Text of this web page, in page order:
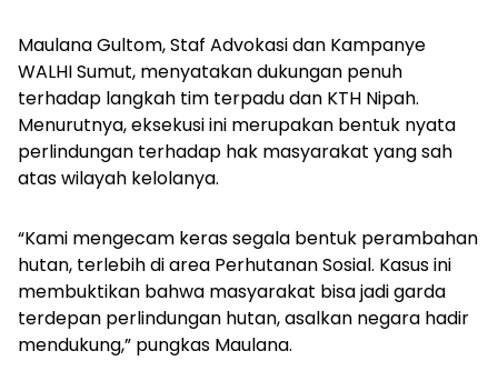
Maulana Gultom, Staf Advokasi dan Kampanye
WALHI Sumut, menyatakan dukungan penuh
terhadap langkah tim terpadu dan KTH Nipah.
Menurutnya, eksekusi ini merupakan bentuk nyata
perlindungan terhadap hak masyarakat yang sah
atas wilayah kelolanya.
“Kami mengecam keras segala bentuk perambahan
hutan, terlebih di area Perhutanan Sosial. Kasus ini
membuktikan bahwa masyarakat bisa jadi garda
terdepan perlindungan hutan, asalkan negara hadir
mendukung,” pungkas Maulana.